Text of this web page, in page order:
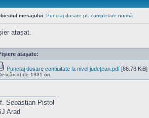
mesajului: Punctaj dosare pt. completare normă
atașat.
ataşate:
Punctaj dosare contiuitate la nivel județean.pdf [86.78 KiB]
de 1331 ori
Sebastian Pistol
Arad